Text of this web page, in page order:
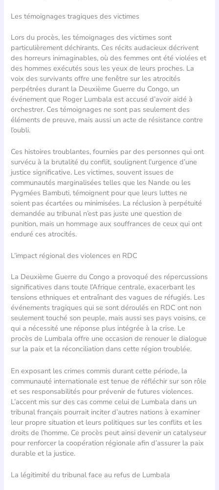
Les témoignages tragiques des victimes
Lors du procès, les témoignages des victimes sont
particulièrement déchirants. Ces récits audacieux décrivent
des horreurs inimaginables, où des femmes ont été violées et
des hommes exécutés sous les yeux de leurs proches. La
voix des survivants offre une fenêtre sur les atrocités
perpétrées durant la Deuxième Guerre du Congo, un
événement que Roger Lumbala est accusé d’avoir aidé à
orchestrer. Ces témoignages ne sont pas seulement des
éléments de preuve, mais aussi un acte de résistance contre
l’oubli.
Ces histoires troublantes, fournies par des personnes qui ont
survécu à la brutalité du conflit, soulignent l’urgence d’une
justice significative. Les victimes, souvent issues de
communautés marginalisées telles que les Nande ou les
Pygmées Bambuti, témoignent pour que leurs luttes ne
soient pas écartées ou minimisées. La réclusion à perpétuité
demandée au tribunal n’est pas juste une question de
punition, mais un hommage aux souffrances de ceux qui ont
enduré ces atrocités.
L’impact régional des violences en RDC
La Deuxième Guerre du Congo a provoqué des répercussions
significatives dans toute l’Afrique centrale, exacerbant les
tensions ethniques et entraînant des vagues de réfugiés. Les
événements tragiques qui se sont déroulés en RDC ont non
seulement touché son peuple, mais aussi ses pays voisins, ce
qui a nécessité une réponse plus intégrée à la crise. Le
procès de Lumbala offre une occasion de renouer le dialogue
sur la paix et la réconciliation dans cette région troublée.
En exposant les crimes commis durant cette période, la
communauté internationale est tenue de réfléchir sur son rôle
et ses responsabilités pour prévenir de futures violences.
L’accent mis sur des cas comme celui de Lumbala dans un
tribunal français pourrait inciter d’autres nations à examiner
leur propre situation et leurs politiques sur les conflits et les
droits de l’homme. Ce procès peut ainsi devenir un catalyseur
pour renforcer la coopération régionale afin d’assurer la paix
durable et la justice.
La légitimité du tribunal face au refus de Lumbala